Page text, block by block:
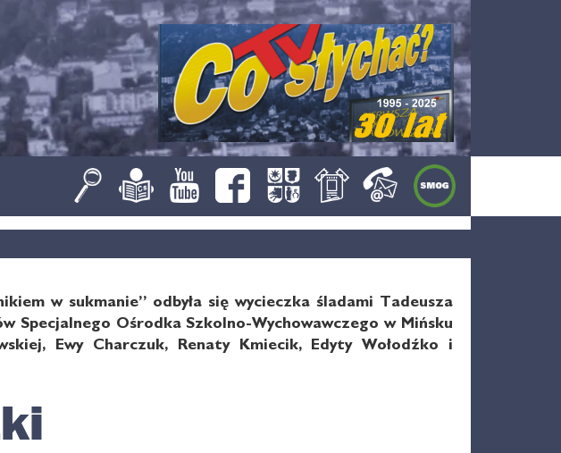
w sukmanie” odbyła się wycieczka śladami Tadeusza
Specjalnego Ośrodka Szkolno-Wychowawczego w Mińsku
Ewy Charczuk, Renaty Kmiecik, Edyty Wołodźko i